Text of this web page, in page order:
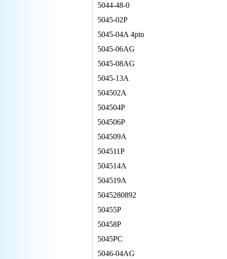
5044-48-0
5045-02P
5045-04A 4pin
5045-06AG
5045-08AG
5045-13A
504502A
504504P
504506P
504509A
504511P
504514A
504519A
5045280892
50455P
50458P
5045PC
5046-04AG